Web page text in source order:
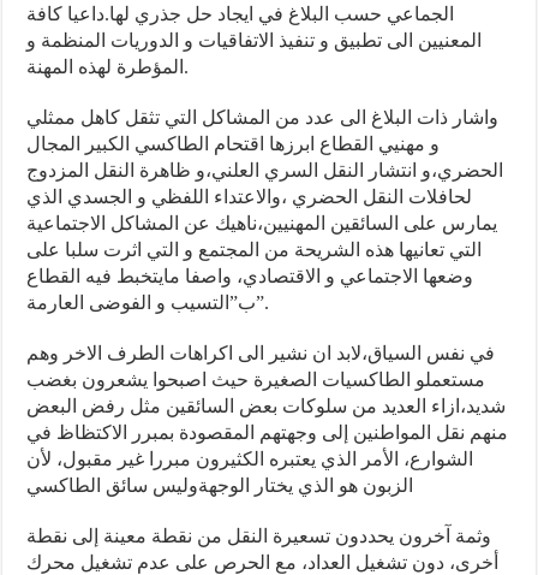
الجماعي حسب البلاغ في ايجاد حل جذري لها.داعيا كافة
المعنيين الى تطبيق و تنفيذ الاتفاقيات و الدوريات المنظمة و
المؤطرة لهذه المهنة.
واشار ذات البلاغ الى عدد من المشاكل التي تثقل كاهل ممثلي
و مهنيي القطاع ابرزها اقتحام الطاكسي الكبير المجال
الحضري،و انتشار النقل السري العلني،و ظاهرة النقل المزدوج
لحافلات النقل الحضري ،والاعتداء اللفظي و الجسدي الذي
يمارس على السائقين المهنيين،ناهيك عن المشاكل الاجتماعية
التي تعانيها هذه الشريحة من المجتمع و التي اثرت سلبا على
وضعها الاجتماعي و الاقتصادي، واصفا مايتخبط فيه القطاع
ب”التسيب و الفوضى العارمة”.
في نفس السياق،لابد ان نشير الى اكراهات الطرف الاخر وهم
مستعملو الطاكسيات الصغيرة حيث اصبحوا يشعرون بغضب
شديد،ازاء العديد من سلوكات بعض السائقين مثل رفض البعض
منهم نقل المواطنين إلى وجهتهم المقصودة بمبرر الاكتظاظ في
الشوارع، الأمر الذي يعتبره الكثيرون مبررا غير مقبول، لأن
الزبون هو الذي يختار الوجهةوليس سائق الطاكسي
وثمة آخرون يحددون تسعيرة النقل من نقطة معينة إلى نقطة
أخرى، دون تشغيل العداد، مع الحرص على عدم تشغيل محرك